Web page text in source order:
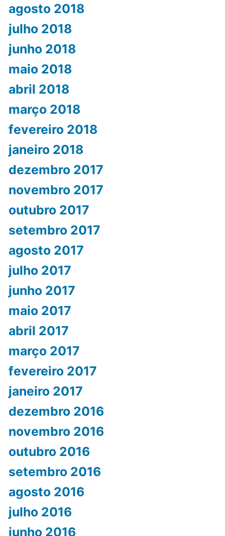
agosto 2018
julho 2018
junho 2018
maio 2018
abril 2018
março 2018
fevereiro 2018
janeiro 2018
dezembro 2017
novembro 2017
outubro 2017
setembro 2017
agosto 2017
julho 2017
junho 2017
maio 2017
abril 2017
março 2017
fevereiro 2017
janeiro 2017
dezembro 2016
novembro 2016
outubro 2016
setembro 2016
agosto 2016
julho 2016
junho 2016